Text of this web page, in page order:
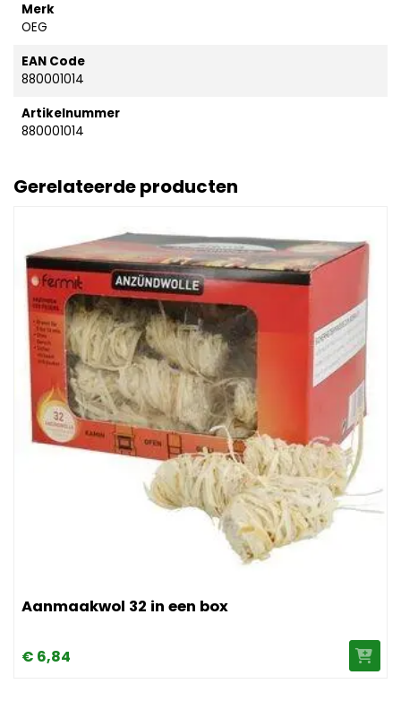
Merk
OEG
EAN Code
880001014
Artikelnummer
880001014
Gerelateerde producten
Aanmaakwol 32 in een box
€ 6,84